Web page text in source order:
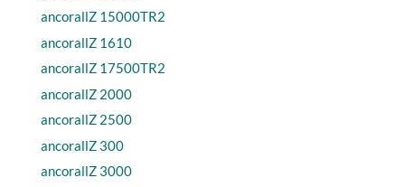
ancorallZ 15000TR2
ancorallZ 1610
ancorallZ 17500TR2
ancorallZ 2000
ancorallZ 2500
ancorallZ 300
ancorallZ 3000